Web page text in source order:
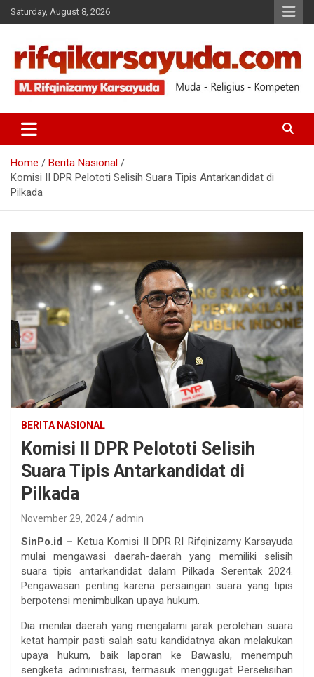
Saturday, August 8, 2026
RIFQI KARSAYUDA
Home
Berita Nasional
Komisi II DPR Pelototi Selisih Suara Tipis Antarkandidat di
Pilkada
BERITA NASIONAL
Komisi II DPR Pelototi Selisih
Suara Tipis Antarkandidat di
Pilkada
November 29, 2024 admin
SinPo.id – Ketua Komisi II DPR RI Rifqinizamy Karsayuda
mulai mengawasi daerah-daerah yang memiliki selisih
suara tipis antarkandidat dalam Pilkada Serentak 2024.
Pengawasan penting karena persaingan suara yang tipis
berpotensi menimbulkan upaya hukum.
Dia menilai daerah yang mengalami jarak perolehan suara
ketat hampir pasti salah satu kandidatnya akan melakukan
upaya hukum, baik laporan ke Bawaslu, menempuh
sengketa administrasi, termasuk menggugat Perselisihan